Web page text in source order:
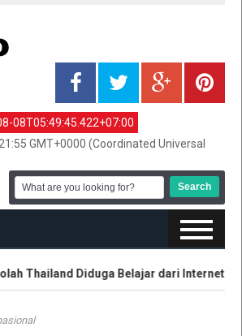
08T05:49:45.422+07:00
GMT+0000 (Coordinated Universal
Thailand Diduga Belajar dari Internet